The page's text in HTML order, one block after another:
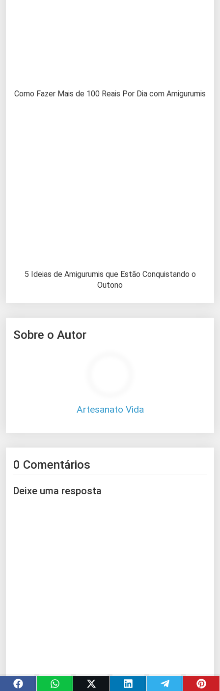
Como Fazer Mais de 100 Reais Por Dia com Amigurumis
5 Ideias de Amigurumis que Estão Conquistando o
Outono
Sobre o Autor
Artesanato Vida
0 Comentários
Deixe uma resposta